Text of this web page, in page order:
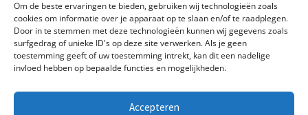
Om de beste ervaringen te bieden, gebruiken wij technologieën zoals
cookies om informatie over je apparaat op te slaan en/of te raadplegen.
Door in te stemmen met deze technologieën kunnen wij gegevens zoals
surfgedrag of unieke ID's op deze site verwerken. Als je geen
toestemming geeft of uw toestemming intrekt, kan dit een nadelige
invloed hebben op bepaalde functies en mogelijkheden.
Accepteren